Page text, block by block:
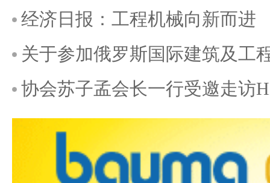
经济日报：工程机械向新而进
关于参加俄罗斯国际建筑及工
协会苏子孟会长一行受邀走访